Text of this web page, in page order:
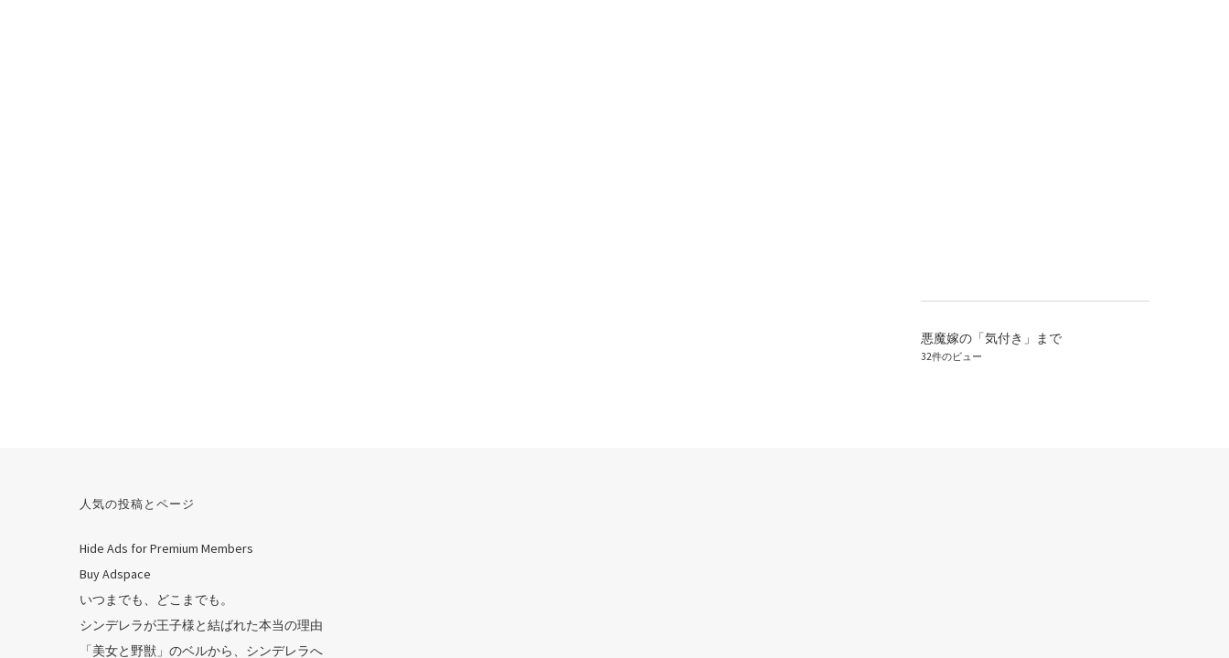
悪魔嫁の「気付き」まで
32件のビュー
人気の投稿とページ
Hide Ads for Premium Members
Buy Adspace
いつまでも、どこまでも。
シンデレラが王子様と結ばれた本当の理由
「美女と野獣」のベルから、シンデレラへ